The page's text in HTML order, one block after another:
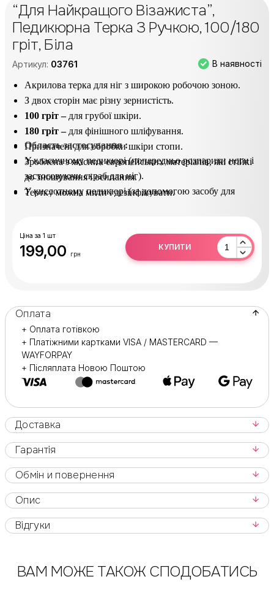
“Для Найкращого Візажиста”,
Педикюрна Терка З Ручкою, 100/180
гріт, Біла
Артикул: 03761 В наявності
Акрилова терка для ніг з широкою робочою зоною.
З двох сторін має різну зернистість.
100 гріт – для грубої шкіри.
180 гріт – для фінішного шліфування.
Призначені для обробки шкіри стопи.
Зроблена з якісних європейських матеріалів, які стійкі
до зношування і осипання.
Тертку можна мити і дезінфікувати.
Область застосування :
У класичному педикюрі (попередньо розпарити ноги і
застосовуючи скраб для ніг).
У кислотному педикюрі (за допомогою засобу для
(Сурфаніос).
Ціна за 1 шт
199,00 грн
КУПИТИ
Оплата
+ Оплата готівкою
+ Платіжними картками VISA / MASTERCARD —
WAYFORPAY
+ Післяплата Новою Поштою
Доставка
Гарантія
Обмін и повернення
Опис
Відгуки
ВАМ МОЖЕ ТАКОЖ СПОДОБАТИСЬ